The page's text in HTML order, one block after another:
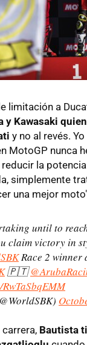
limitación a
y Kawasaki
y no al revés.
MotoGP nunca
la
simplemente
una mejor
until to
claim victory in
Race 2 winner
🇵🇹
Bautista